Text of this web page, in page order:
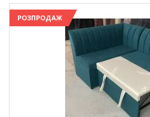
РОЗПРОДАЖ